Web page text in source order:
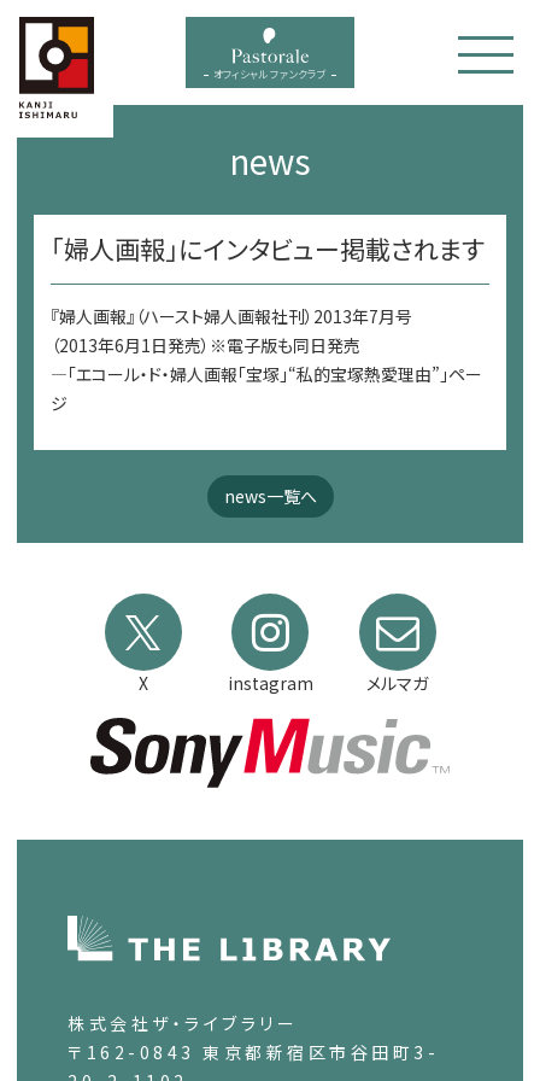
menu オフィシャル ファンクラブ
news
「婦人画報」にインタビュー掲載されます
『婦人画報』（ハースト婦人画報社刊）2013年7月号
（2013年6月1日発売）※電子版も同日発売
—「エコール・ド・婦人画報「宝塚」“私的宝塚熱愛理由”」ペー
ジ
news一覧へ
X instagram メルマガ
株式会社ザ・ライブラリー
〒162-0843 東京都新宿区市谷田町3-